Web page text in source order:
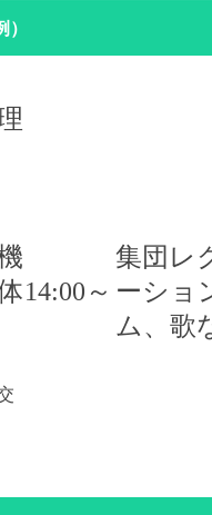
14:00～
集団レ
ーショ
ム、歌